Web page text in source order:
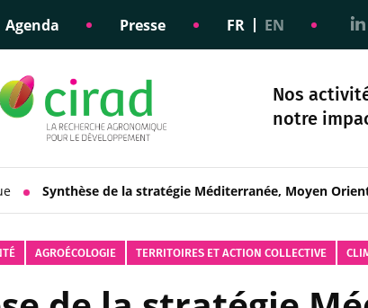
Agenda Presse FR EN
Nos
notre
Appui à la diplomatie
scientifique
éthiques
Responsabilité
sociétale
Synthèse de la stratégie Méditerranée, Moyen
AGROÉCOLOGIE TERRITOIRES ET ACTION COLLECTIVE